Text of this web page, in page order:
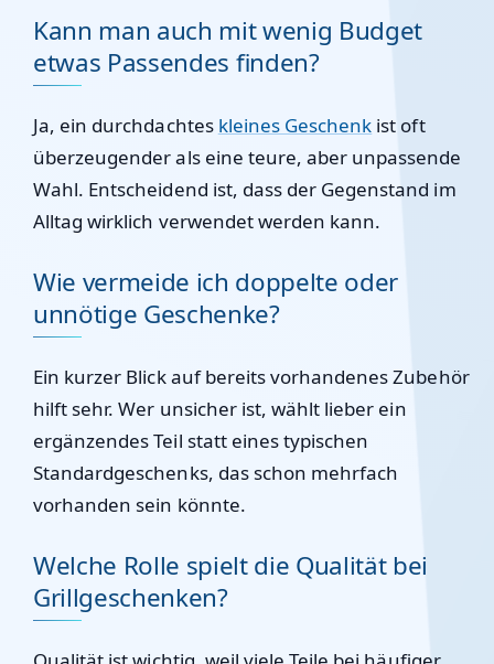
Kann man auch mit wenig Budget
etwas Passendes finden?
Ja, ein durchdachtes kleines Geschenk ist oft
überzeugender als eine teure, aber unpassende
Wahl. Entscheidend ist, dass der Gegenstand im
Alltag wirklich verwendet werden kann.
Wie vermeide ich doppelte oder
unnötige Geschenke?
Ein kurzer Blick auf bereits vorhandenes Zubehör
hilft sehr. Wer unsicher ist, wählt lieber ein
ergänzendes Teil statt eines typischen
Standardgeschenks, das schon mehrfach
vorhanden sein könnte.
Welche Rolle spielt die Qualität bei
Grillgeschenken?